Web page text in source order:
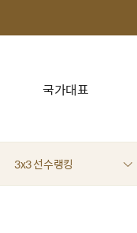
국가대표
3x3 선수랭킹